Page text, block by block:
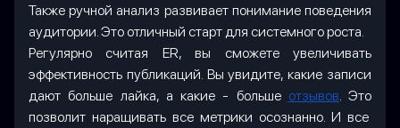
Также ручной анализ развивает понимание поведения
аудитории. Это отличный старт для системного роста.
Регулярно считая ER, вы сможете увеличивать
эффективность публикаций. Вы увидите, какие записи
дают больше лайка, а какие - больше отзывов . Это
позволит наращивать все метрики осознанно. И все